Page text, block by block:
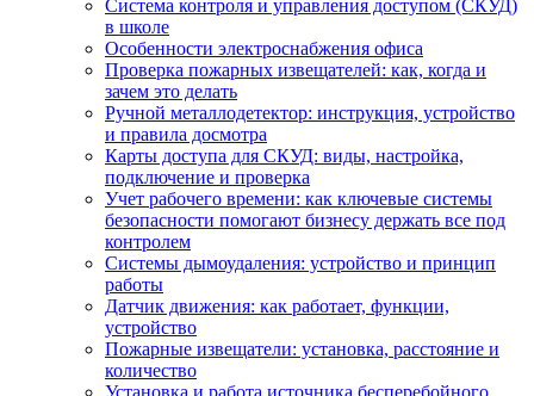
Система контроля и управления доступом (СКУД)
в школе
Особенности электроснабжения офиса
Проверка пожарных извещателей: как, когда и
зачем это делать
Ручной металлодетектор: инструкция, устройство
и правила досмотра
Карты доступа для СКУД: виды, настройка,
подключение и проверка
Учет рабочего времени: как ключевые системы
безопасности помогают бизнесу держать все под
контролем
Системы дымоудаления: устройство и принцип
работы
Датчик движения: как работает, функции,
устройство
Пожарные извещатели: установка, расстояние и
количество
Установка и работа источника бесперебойного